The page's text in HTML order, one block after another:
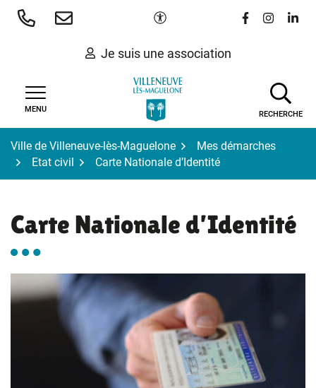
Aller
Paramètres d'accessibilité
Lien vers le
Lien vers
Lien
Je suis une association
MENU
RECHERCHE
Ville de Villeneuve-lès-Maguelone
Mes démarches
Etat civil
Carte Nationale d’Identité
Carte Nationale d’Identité